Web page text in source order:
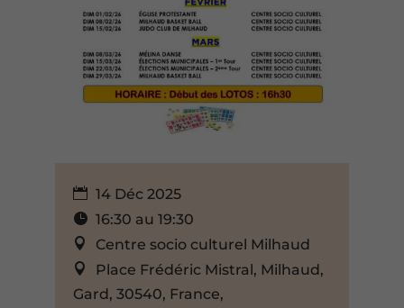
14 Déc 2025
16:30 au 19:30
Centre socio culturel Milhaud
Place Frédéric Mistral, Milhaud,
Gard, 30540, France,